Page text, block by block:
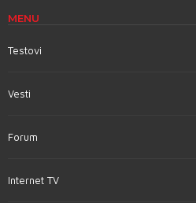
MENU
Testovi
Vesti
Forum
Internet TV